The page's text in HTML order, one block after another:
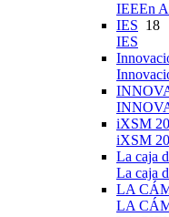
IEEEn
IES 18
IES
iXSM
iXSM
La caja
La caja
LA
LA